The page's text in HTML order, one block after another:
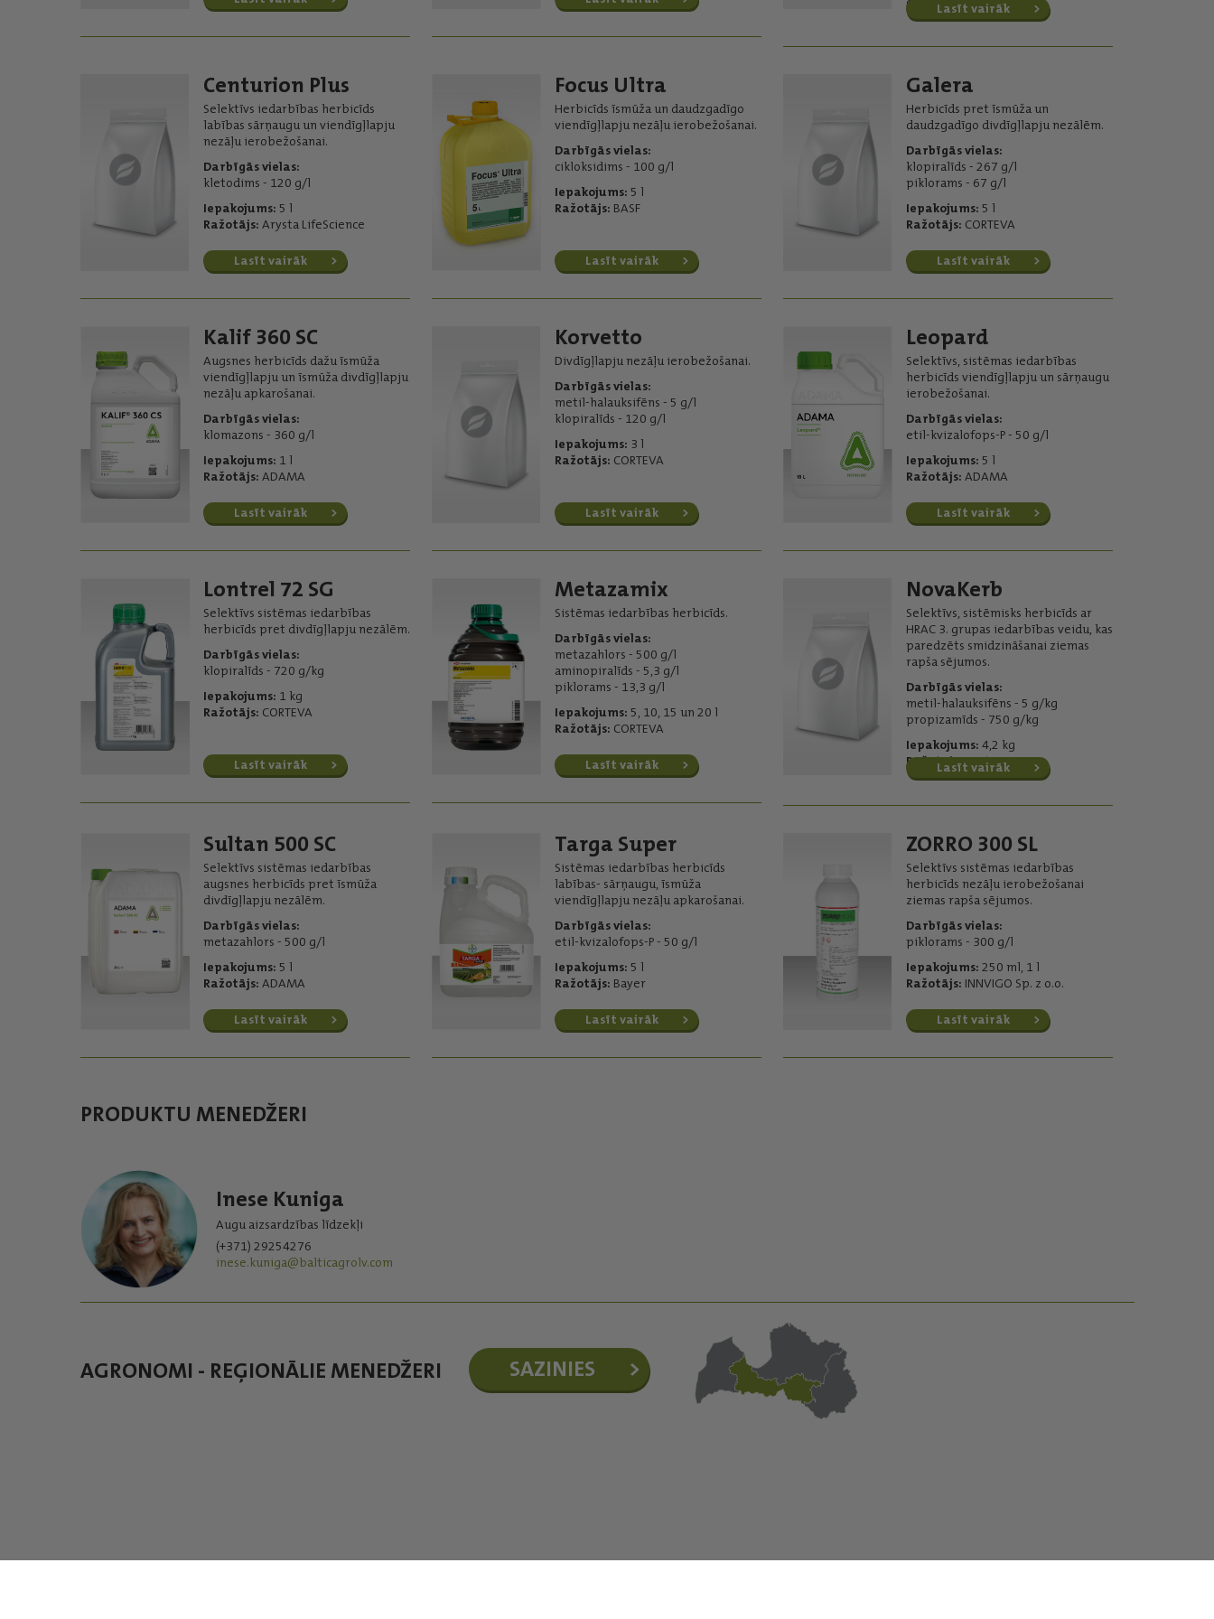
Lasīt vairāk
Centurion Plus
Selektīvs iedarbības herbicīds
labības sārņaugu un viendīgļlapju
nezāļu ierobežošanai.
Darbīgās vielas:
kletodims - 120 g/l
Iepakojums: 5 l
Ražotājs: Arysta LifeScience
Lasīt vairāk
Focus Ultra
Herbicīds īsmūža un daudzgadīgo
viendīgļlapju nezāļu ierobežošanai.
Darbīgās vielas:
cikloksidims - 100 g/l
Iepakojums: 5 l
Ražotājs: BASF
Lasīt vairāk
Galera
Herbicīds pret īsmūža un
daudzgadīgo divdīgļlapju nezālēm.
Darbīgās vielas:
klopiralīds - 267 g/l
piklorams - 67 g/l
Iepakojums: 5 l
Ražotājs: CORTEVA
Lasīt vairāk
Kalif 360 SC
Augsnes herbicīds dažu īsmūža
viendīgļlapju un īsmūža divdīgļlapju
nezāļu apkarošanai.
Darbīgās vielas:
klomazons - 360 g/l
Iepakojums: 1 l
Ražotājs: ADAMA
Lasīt vairāk
Korvetto
Divdīgļlapju nezāļu ierobežošanai.
Darbīgās vielas:
metil-halauksifēns - 5 g/l
klopiralīds - 120 g/l
Iepakojums: 3 l
Ražotājs: CORTEVA
Lasīt vairāk
Leopard
Selektīvs, sistēmas iedarbības
herbicīds viendīgļlapju un sārņaugu
ierobežošanai.
Darbīgās vielas:
etil-kvizalofops-P - 50 g/l
Iepakojums: 5 l
Ražotājs: ADAMA
Lasīt vairāk
Lontrel 72 SG
Selektīvs sistēmas iedarbības
herbicīds pret divdīgļlapju nezālēm.
Darbīgās vielas:
klopiralīds - 720 g/kg
Iepakojums: 1 kg
Ražotājs: CORTEVA
Lasīt vairāk
Metazamix
Sistēmas iedarbības herbicīds.
Darbīgās vielas:
metazahlors - 500 g/l
aminopiralīds - 5,3 g/l
piklorams - 13,3 g/l
Iepakojums: 5, 10, 15 un 20 l
Ražotājs: CORTEVA
Lasīt vairāk
NovaKerb
Selektīvs, sistēmisks herbicīds ar
HRAC 3. grupas iedarbības veidu, kas
paredzēts smidzināšanai ziemas
rapša sējumos.
Darbīgās vielas:
metil-halauksifēns - 5 g/kg
propizamīds - 750 g/kg
Iepakojums: 4,2 kg
Ražotājs:Corteva
Lasīt vairāk
Sultan 500 SC
Selektīvs sistēmas iedarbības
augsnes herbicīds pret īsmūža
divdīgļlapju nezālēm.
Darbīgās vielas:
metazahlors - 500 g/l
Iepakojums: 5 l
Ražotājs: ADAMA
Lasīt vairāk
Targa Super
Sistēmas iedarbības herbicīds
labības- sārņaugu, īsmūža
viendīgļlapju nezāļu apkarošanai.
Darbīgās vielas:
etil-kvizalofops-P - 50 g/l
Iepakojums: 5 l
Ražotājs: Bayer
Lasīt vairāk
ZORRO 300 SL
Selektīvs sistēmas iedarbības
herbicīds nezāļu ierobežošanai
ziemas rapša sējumos.
Darbīgās vielas:
piklorams - 300 g/l
Iepakojums: 250 ml, 1 l
Ražotājs: INNVIGO Sp. z o.o.
Lasīt vairāk
PRODUKTU MENEDŽERI
Inese Kuniga
Augu aizsardzības līdzekļi
(+371) 29254276
inese.kuniga@balticagrolv.com
AGRONOMI - REĢIONĀLIE MENEDŽERI SAZINIES